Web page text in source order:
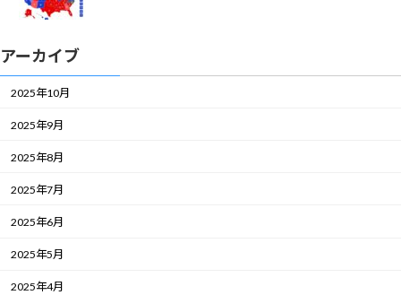
アーカイブ
2025年10月
2025年9月
2025年8月
2025年7月
2025年6月
2025年5月
2025年4月